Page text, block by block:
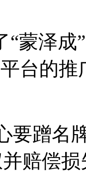
“蒙泽成
台的
要蹭名
赔偿损